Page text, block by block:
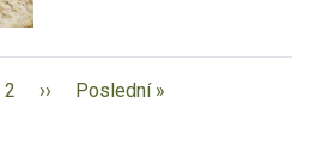
2 ›› Poslední »